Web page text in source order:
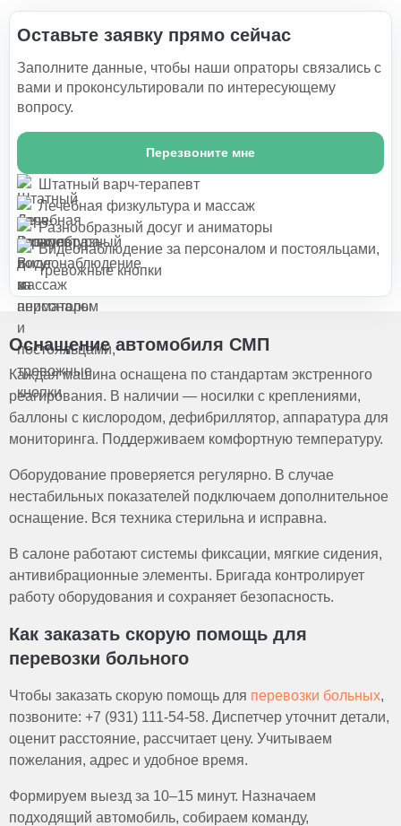
Оставьте заявку прямо сейчас
Заполните данные, чтобы наши опраторы связались с
вами и проконсультировали по интересующему
вопросу.
Перезвоните мне
Штатный варч-терапевт
Лечебная физкультура и массаж
Разнообразный досуг и аниматоры
Видеонаблюдение за персоналом и постояльцами,
тревожные кнопки
Оснащение автомобиля СМП
Каждая машина оснащена по стандартам экстренного
реагирования. В наличии — носилки с креплениями,
баллоны с кислородом, дефибриллятор, аппаратура для
мониторинга. Поддерживаем комфортную температуру.
Оборудование проверяется регулярно. В случае
нестабильных показателей подключаем дополнительное
оснащение. Вся техника стерильна и исправна.
В салоне работают системы фиксации, мягкие сидения,
антивибрационные элементы. Бригада контролирует
работу оборудования и сохраняет безопасность.
Как заказать скорую помощь для
перевозки больного
Чтобы заказать скорую помощь для перевозки больных,
позвоните: +7 (931) 111-54-58. Диспетчер уточнит детали,
оценит расстояние, рассчитает цену. Учитываем
пожелания, адрес и удобное время.
Формируем выезд за 10–15 минут. Назначаем
подходящий автомобиль, собираем команду,